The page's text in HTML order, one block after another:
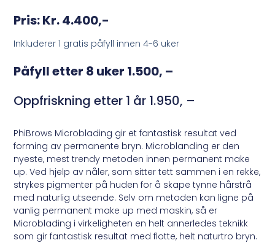
Pris: Kr. 4.400,-
Inkluderer 1 gratis påfyll innen 4-6 uker
Påfyll etter 8 uker 1.500, –
Oppfriskning etter 1 år 1.950, –
PhiBrows Microblading gir et fantastisk resultat ved
forming av permanente bryn. Microblanding er den
nyeste, mest trendy metoden innen permanent make
up. Ved hjelp av nåler, som sitter tett sammen i en rekke,
strykes pigmenter på huden for å skape tynne hårstrå
med naturlig utseende. Selv om metoden kan ligne på
vanlig permanent make up med maskin, så er
Microblading i virkeligheten en helt annerledes teknikk
som gir fantastisk resultat med flotte, helt naturtro bryn.